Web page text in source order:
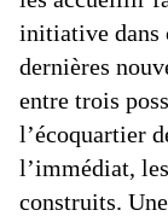
initiative dans
dernières
entre trois
l’écoquartier
l’immédiat,
construits.